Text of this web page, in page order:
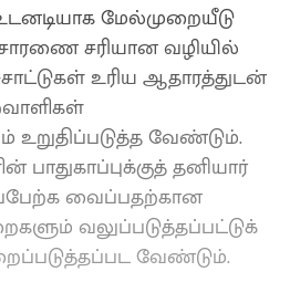
மேல்முறையீடு
சரியான வழியில்
உரிய ஆதாரத்துடன்
உறுதிப்படுத்த வேண்டும்.
தனியார்
வைப்பதற்கான
வலுப்படுத்தப்பட்டுக்
வேண்டும்.